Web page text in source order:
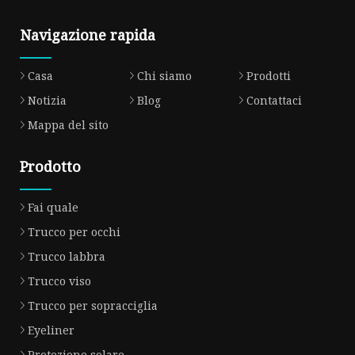
Navigazione rapida
Casa Chi siamo
Prodotti
Notizia
Blog
Contattaci
Mappa del sito
Prodotto
Fai quale
Trucco per occhi
Trucco labbra
Trucco viso
Trucco per sopracciglia
Eyeliner